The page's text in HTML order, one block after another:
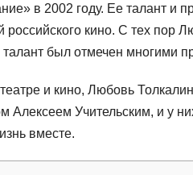
в 2002 году. Ее талант и
российского кино. С тех пор
был отмечен многими
и кино, Любовь
Алексеем Учительским, и у
вместе.